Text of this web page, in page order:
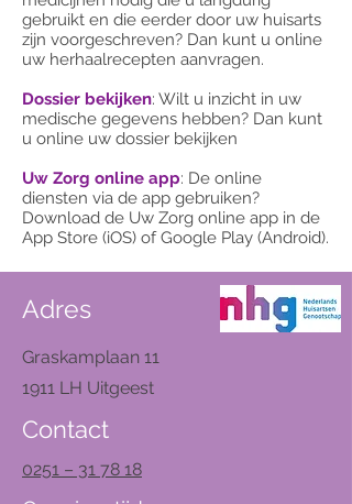
gebruikt en die eerder door uw huisarts
zijn voorgeschreven? Dan kunt u online
uw herhaalrecepten aanvragen.
Dossier bekijken: Wilt u inzicht in uw
medische gegevens hebben? Dan kunt
u online uw dossier bekijken
Uw Zorg online app: De online
diensten via de app gebruiken?
Download de Uw Zorg online app in de
App Store (iOS) of Google Play (Android).
Adres
Graskamplaan 11
1911 LH Uitgeest
Contact
0251 – 31 78 18